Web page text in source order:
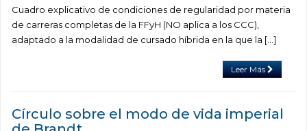
Cuadro explicativo de condiciones de regularidad por materia
de carreras completas de la FFyH (NO aplica a los CCC),
adaptado a la modalidad de cursado híbrida en la que la […]
Leer Más
Círculo sobre el modo de vida imperial